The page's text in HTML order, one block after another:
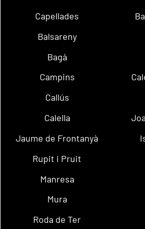
Capellades
Balsareny
Bagà
Campins
Callús
Calella
Jaume de Frontanyà
Rupit i Pruit
Manresa
Mura
Roda de Ter